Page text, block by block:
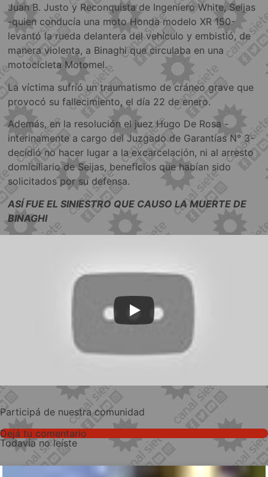
Juan B. Justo y Reconquista de Ingeniero White, Seijas
-quien conducía una moto Honda modelo XR 150-
levantó la rueda delantera del vehículo y embistió, de
manera violenta, a Binaghi que circulaba en una
motocicleta Motomel.
La víctima sufrió un traumatismo de cráneo grave que
provocó su fallecimiento, el día 22 de enero.
Además, en la resolución el juez Hugo De Rosa -
interinamente a cargo del Juzgado de Garantías N° 3-
decidió no hacer lugar a la excarcelación, ni al arresto
domiciliario de Seijas, beneficios que habían sido
solicitados por su defensa.
ASÍ FUE EL SINIESTRO QUE CAUSO LA MUERTE DE
BINAGHI
Participá de nuestra comunidad
Dejá tu comentario
Todavía no leíste